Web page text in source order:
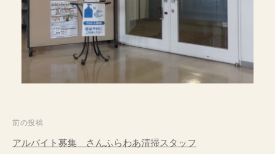
投
稿
前の投稿
アルバイト募集 さんふらわあ清掃スタッフ